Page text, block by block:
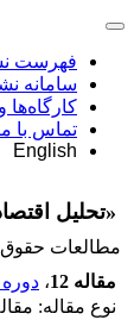
فهرست
سامانه
تماس با
English
«تحلیل
مطالعات حقوق
مقاله 12
، دوره 9، شماره 1
نوع مقاله: